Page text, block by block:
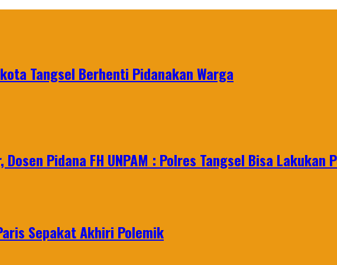
Tangsel Berhenti Pidanakan Warga
Dosen Pidana FH UNPAM : Polres Tangsel Bisa Lakukan
Sepakat Akhiri Polemik